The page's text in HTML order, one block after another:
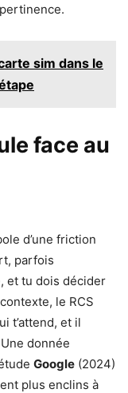
sim dans le
face au
d’une friction
parfois
et tu dois décider
le RCS
t’attend, et il
donnée
Google (2024)
plus enclins à